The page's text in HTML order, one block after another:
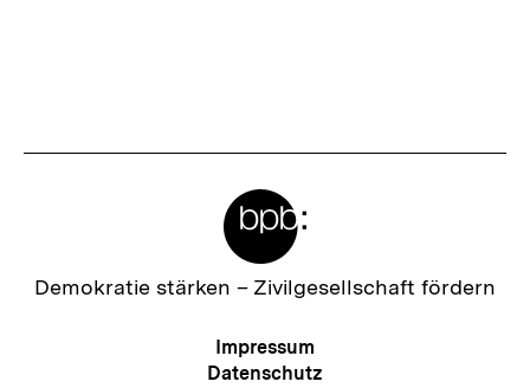
Zur
Demokratie stärken – Zivilgesellschaft fördern
Meta-
Navigation
Impressum
Datenschutz